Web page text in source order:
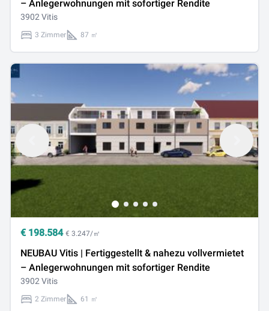
– Anlegerwohnungen mit sofortiger Rendite
3902 Vitis
3 Zimmer 87 ㎡
€ 198.584 € 3.247/㎡
NEUBAU Vitis | Fertiggestellt & nahezu vollvermietet
– Anlegerwohnungen mit sofortiger Rendite
3902 Vitis
2 Zimmer 61 ㎡